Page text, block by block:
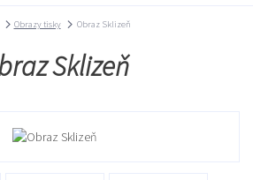
Obrazy tisky Obraz Sklizeň
Sklizeň